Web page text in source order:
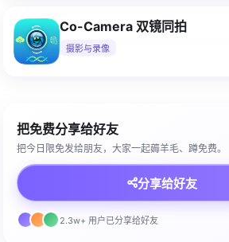
Co-Camera 双镜同拍
摄影与录像
把免费分享给好友
把今日限免发给朋友，大家一起薅羊毛、蹲免费。
分享给好友
2.3w+ 用户已分享给好友